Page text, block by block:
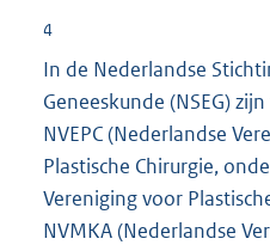
e
4
In de Nederlandse
Geneeskunde (NSEG)
NVEPC (Nederlandse
Plastische Chirurgie,
Vereniging voor
NVMKA (Nederlandse